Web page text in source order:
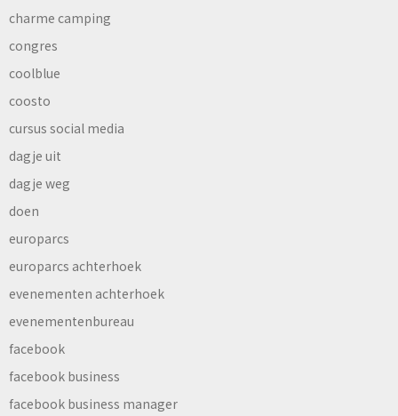
charme camping
congres
coolblue
coosto
cursus social media
dagje uit
dagje weg
doen
europarcs
europarcs achterhoek
evenementen achterhoek
evenementenbureau
facebook
facebook business
facebook business manager